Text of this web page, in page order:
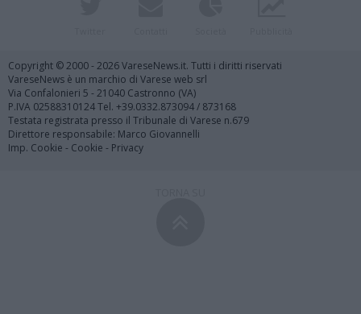
Copyright © 2000 - 2026 VareseNews.it. Tutti i diritti riservati
VareseNews è un marchio di Varese web srl
Via Confalonieri 5 - 21040 Castronno (VA)
P.IVA 02588310124 Tel. +39.0332.873094 / 873168
Testata registrata presso il Tribunale di Varese n.679
Direttore responsabile: Marco Giovannelli
Imp. Cookie - Cookie - Privacy